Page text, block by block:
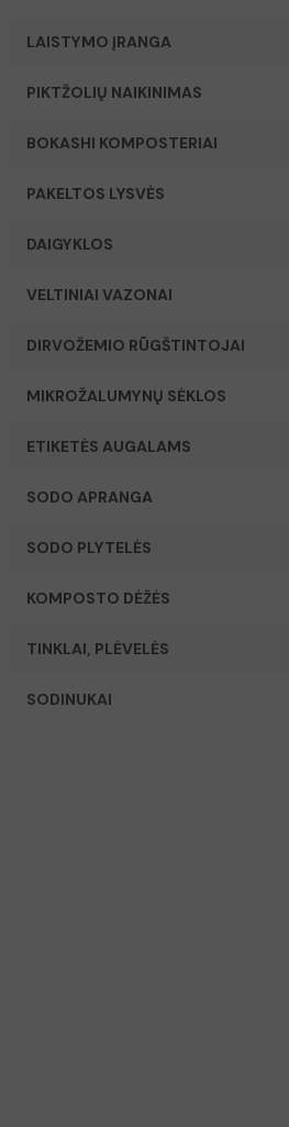
LAISTYMO ĮRANGA
PIKTŽOLIŲ NAIKINIMAS
BOKASHI KOMPOSTERIAI
PAKELTOS LYSVĖS
DAIGYKLOS
VELTINIAI VAZONAI
DIRVOŽEMIO RŪGŠTINTOJAI
MIKROŽALUMYNŲ SĖKLOS
ETIKETĖS AUGALAMS
SODO APRANGA
SODO PLYTELĖS
KOMPOSTO DĖŽĖS
TINKLAI, PLĖVELĖS
SODINUKAI